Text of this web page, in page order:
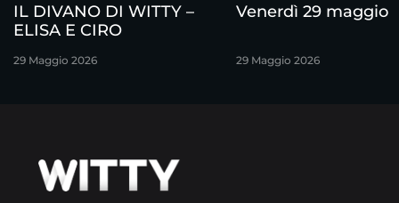
IL DIVANO DI WITTY –
ELISA E CIRO
29 Maggio 2026
Venerdì 29 maggio
29 Maggio 2026